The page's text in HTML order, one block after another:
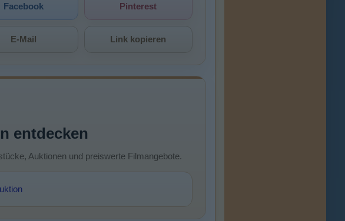
Facebook Pinterest
E-Mail Link kopieren
entdecken
Auktionen und preiswerte Filmangebote.